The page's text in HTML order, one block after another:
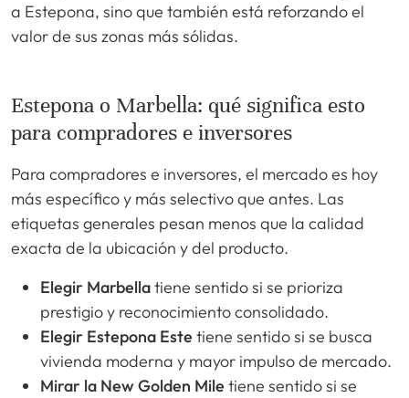
a Estepona, sino que también está reforzando el
valor de sus zonas más sólidas.
Estepona o Marbella: qué significa esto
para compradores e inversores
Para compradores e inversores, el mercado es hoy
más específico y más selectivo que antes. Las
etiquetas generales pesan menos que la calidad
exacta de la ubicación y del producto.
Elegir Marbellatiene sentido si se prioriza
prestigio y reconocimiento consolidado.
Elegir Estepona Este tiene sentido si se busca
vivienda moderna y mayor impulso de mercado.
Mirar la New Golden Mile tiene sentido si se